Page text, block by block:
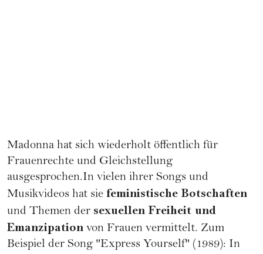
Madonna hat sich wiederholt öffentlich für
Frauenrechte und Gleichstellung
ausgesprochen.In vielen ihrer Songs und
Musikvideos hat sie feministische Botschaften
und Themen der sexuellen Freiheit und
Emanzipation von Frauen vermittelt. Zum
Beispiel der Song "Express Yourself" (1989): In